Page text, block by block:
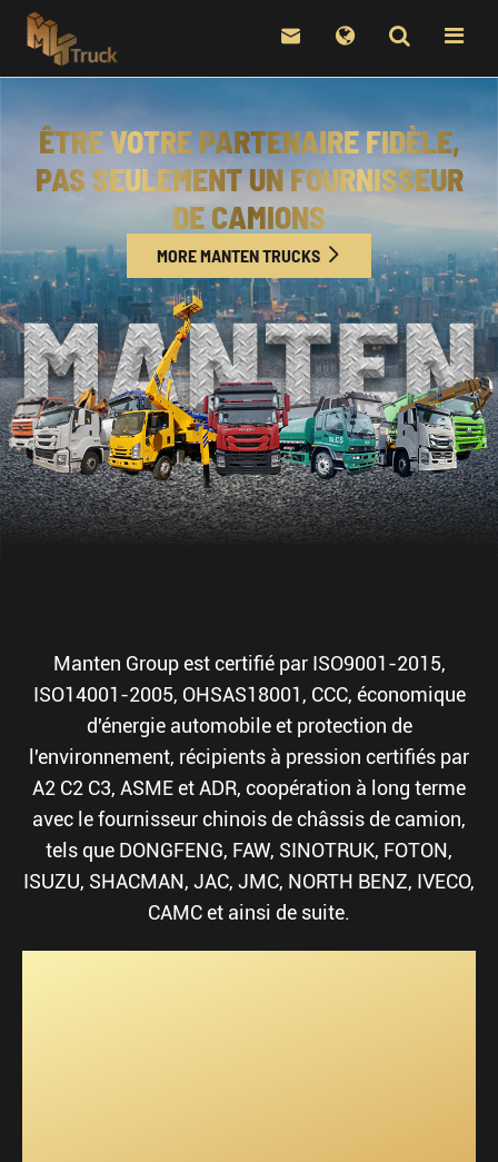

ÊTRE VOTRE PARTENAIRE FIDÈLE,
PAS SEULEMENT UN FOURNISSEUR
DE CAMIONS
MORE MANTEN TRUCKS 
Manten Group est certifié par ISO9001-2015,
ISO14001-2005, OHSAS18001, CCC, économique
d'énergie automobile et protection de
l'environnement, récipients à pression certifiés par
A2 C2 C3, ASME et ADR, coopération à long terme
avec le fournisseur chinois de châssis de camion,
tels que DONGFENG, FAW, SINOTRUK, FOTON,
ISUZU, SHACMAN, JAC, JMC, NORTH BENZ, IVECO,
CAMC et ainsi de suite.